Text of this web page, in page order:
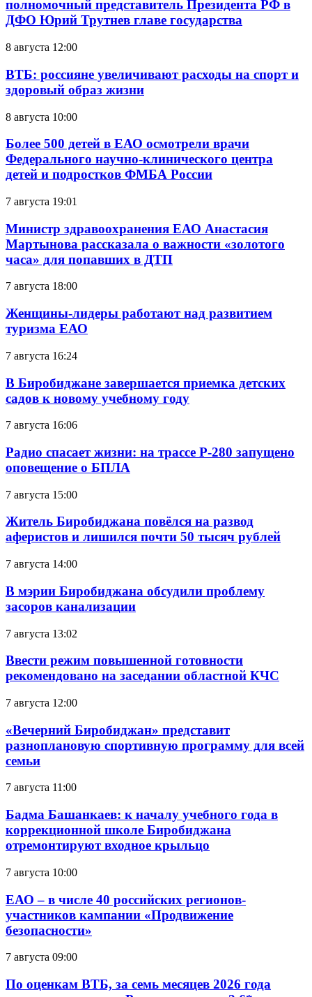
полномочный представитель Президента РФ в
ДФО Юрий Трутнев главе государства
8 августа 12:00
ВТБ: россияне увеличивают расходы на спорт и
здоровый образ жизни
8 августа 10:00
Более 500 детей в ЕАО осмотрели врачи
Федерального научно-клинического центра
детей и подростков ФМБА России
7 августа 19:01
Министр здравоохранения ЕАО Анастасия
Мартынова рассказала о важности «золотого
часа» для попавших в ДТП
7 августа 18:00
Женщины-лидеры работают над развитием
туризма ЕАО
7 августа 16:24
В Биробиджане завершается приемка детских
садов к новому учебному году
7 августа 16:06
Радио спасает жизни: на трассе Р-280 запущено
оповещение о БПЛА
7 августа 15:00
Житель Биробиджана повёлся на развод
аферистов и лишился почти 50 тысяч рублей
7 августа 14:00
В мэрии Биробиджана обсудили проблему
засоров канализации
7 августа 13:02
Ввести режим повышенной готовности
рекомендовано на заседании областной КЧС
7 августа 12:00
«Вечерний Биробиджан» представит
разноплановую спортивную программу для всей
семьи
7 августа 11:00
Бадма Башанкаев: к началу учебного года в
коррекционной школе Биробиджана
отремонтируют входное крыльцо
7 августа 10:00
ЕАО – в числе 40 российских регионов-
участников кампании «Продвижение
безопасности»
7 августа 09:00
По оценкам ВТБ, за семь месяцев 2026 года